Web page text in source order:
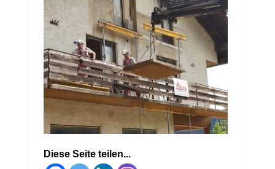
Diese Seite teilen...